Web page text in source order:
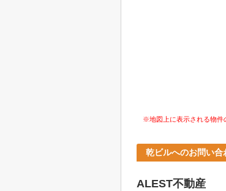
※地図上に表示される物件
乾ビルへのお問い合
ALEST不動産